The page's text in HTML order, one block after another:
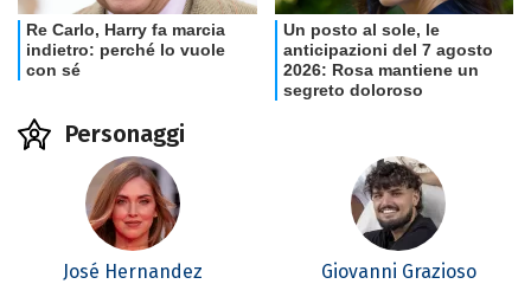
Personaggi
José Hernandez Giovanni Grazioso